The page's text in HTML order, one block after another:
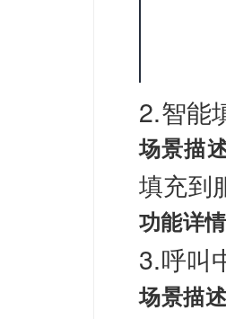
2.智能
场景描
填充到
功能详
3.呼叫
场景描